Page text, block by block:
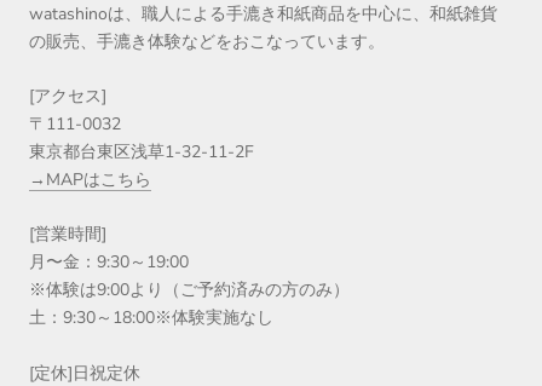
watashinoは、職人による手漉き和紙商品を中心に、和紙雑貨
の販売、手漉き体験などをおこなっています。
[アクセス]
〒111-0032
東京都台東区浅草1-32-11-2F
→MAPはこちら
[営業時間]
月〜金：9:30～19:00
※体験は9:00より（ご予約済みの方のみ）
土：9:30～18:00※体験実施なし
[定休]日祝定休